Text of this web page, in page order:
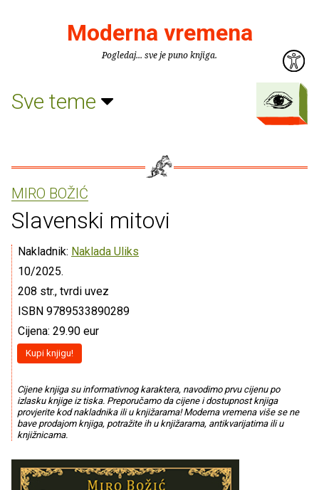
Moderna vremena
Pogledaj... sve je puno knjiga.
Sve teme
MIRO BOŽIĆ
Slavenski mitovi
Nakladnik: Naklada Uliks
10/2025.
208 str., tvrdi uvez
ISBN 9789533890289
Cijena: 29.90 eur
Kupi knjigu!
Cijene knjiga su informativnog karaktera, navodimo prvu cijenu po
izlasku knjige iz tiska. Preporučamo da cijene i dostupnost knjiga
provjerite kod nakladnika ili u knjižarama! Moderna vremena više se ne
bave prodajom knjiga, potražite ih u knjižarama, antikvarijatima ili u
knjižnicama.